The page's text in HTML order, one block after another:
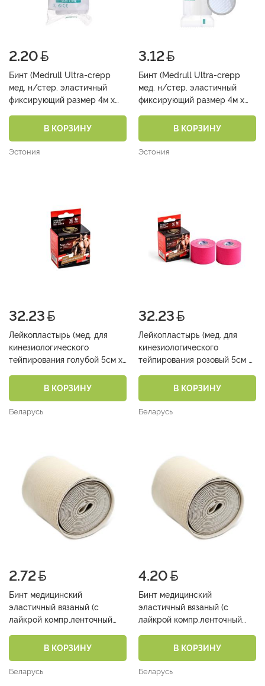
2.20
Бинт (Medrull Ultra-crepp
мед. н/стер. эластичный
фиксирующий размер 4м x
В КОРЗИНУ
Эстония
3.12
Бинт (Medrull Ultra-crepp
мед. н/стер. эластичный
фиксирующий размер 4м х
В КОРЗИНУ
Эстония
32.23
Лейкопластырь (мед. для
кинезиологического
тейпирования голубой 5см х
В КОРЗИНУ
Беларусь
32.23
Лейкопластырь (мед. для
кинезиологического
тейпирования розовый 5см х
В КОРЗИНУ
Беларусь
2.72
Бинт медицинский
эластичный вязаный (с
лайкрой компр.ленточный
В КОРЗИНУ
Беларусь
4.20
Бинт медицинский
эластичный вязаный (с
лайкрой компр.ленточный
В КОРЗИНУ
Беларусь